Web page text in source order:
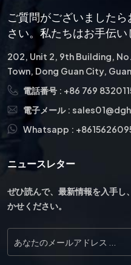
ご質問がございました
さい。私たちはお手伝い
202, Unit 2, 9th Building,
Town, Dong Guan City,
電話番号 : +86 769
電子メール :
Whatsapp :
ニュースレター
ぜひ読んで、最新情報を入手し
かせください。